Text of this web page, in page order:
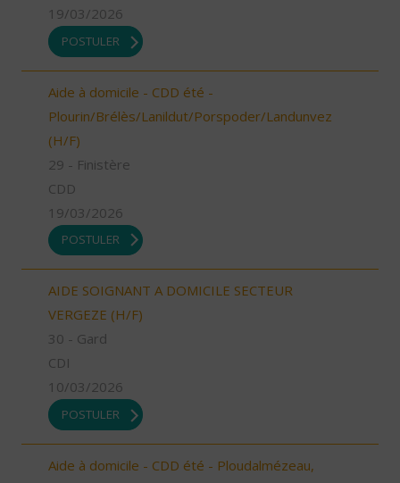
19/03/2026
POSTULER
Aide à domicile - CDD été -
Plourin/Brélès/Lanildut/Porspoder/Landunvez
(H/F)
29 - Finistère
CDD
19/03/2026
POSTULER
AIDE SOIGNANT A DOMICILE SECTEUR
VERGEZE (H/F)
30 - Gard
CDI
10/03/2026
POSTULER
Aide à domicile - CDD été - Ploudalmézeau,